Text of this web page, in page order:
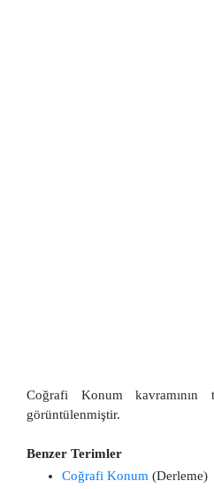
Coğrafi Konum kavramının
görüntülenmiştir.
Benzer Terimler
Coğrafi Konum (Derleme)